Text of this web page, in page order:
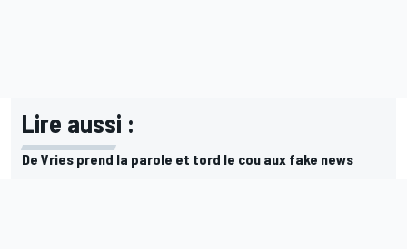
Lire aussi :
De Vries prend la parole et tord le cou aux fake news